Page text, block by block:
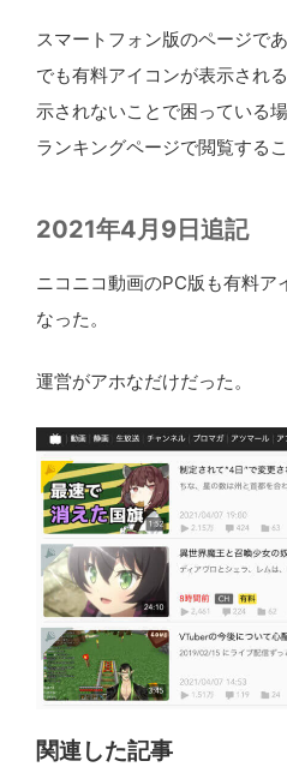
スマートフォン版のページで
でも有料アイコンが表示され
示されないことで困っている
ランキングページで閲覧する
2021年4月9日追記
ニコニコ動画のPC版も有料ア
なった。
運営がアホなだけだった。
関連した記事